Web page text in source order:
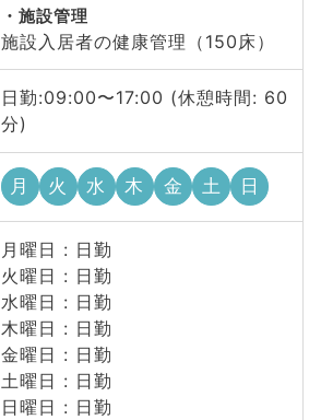
施設管理
施設入居者の健康管理（150床）
日勤:09:00〜17:00 (休憩時間: 60
分)
月 火 水 木 金 土 日
月曜日 : 日勤
火曜日 : 日勤
水曜日 : 日勤
木曜日 : 日勤
金曜日 : 日勤
土曜日 : 日勤
日曜日 : 日勤